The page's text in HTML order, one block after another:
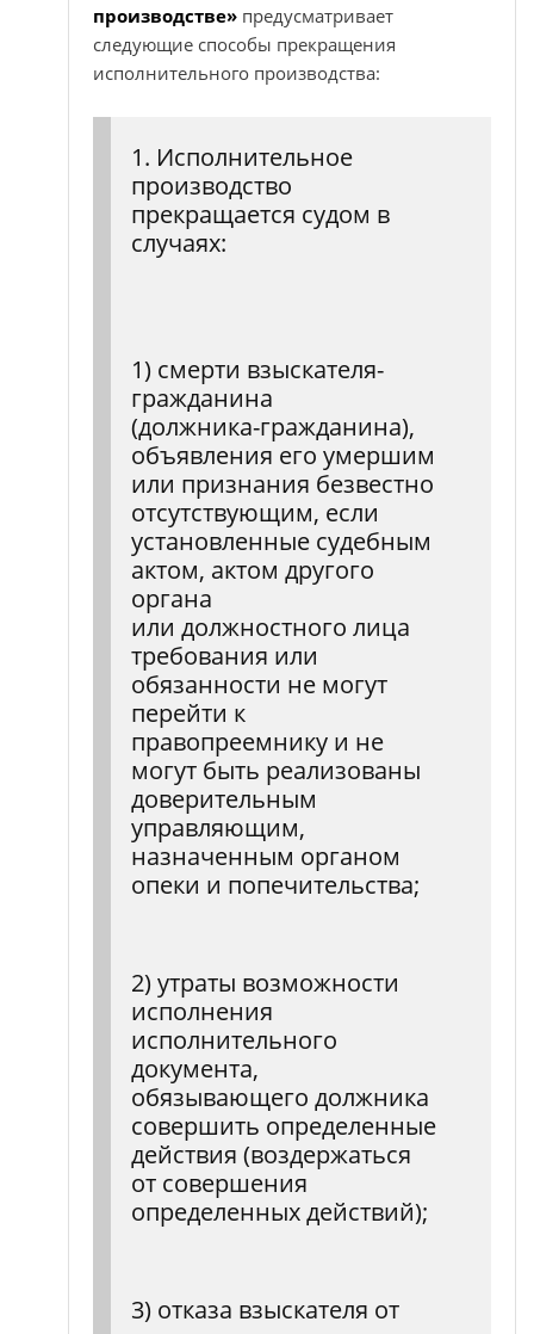
производстве»предусматривает
следующие способы прекращения
исполнительного производства:
1. Исполнительное
производство
прекращается судом в
случаях:
1) смерти взыскателя-
гражданина
(должника-гражданина),
объявления его умершим
или признания безвестно
отсутствующим, если
установленные судебным
актом, актом другого
органа
или должностного лица
требования или
обязанности не могут
перейти к
правопреемнику и не
могут быть реализованы
доверительным
управляющим,
назначенным органом
опеки и попечительства;
2) утраты возможности
исполнения
исполнительного
документа,
обязывающего должника
совершить определенные
действия (воздержаться
от совершения
определенных действий);
3) отказа взыскателя от